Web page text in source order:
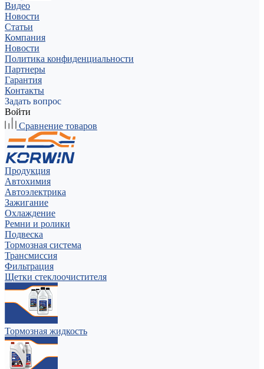
Видео
Новости
Статьи
Компания
Новости
Политика конфиденциальности
Партнеры
Гарантия
Контакты
Задать вопрос
Войти
Сравнение товаров
Продукция
Автохимия
Автоэлектрика
Зажигание
Охлаждение
Ремни и ролики
Подвеска
Тормозная система
Трансмиссия
Фильтрация
Щетки стеклоочистителя
Тормозная жидкость